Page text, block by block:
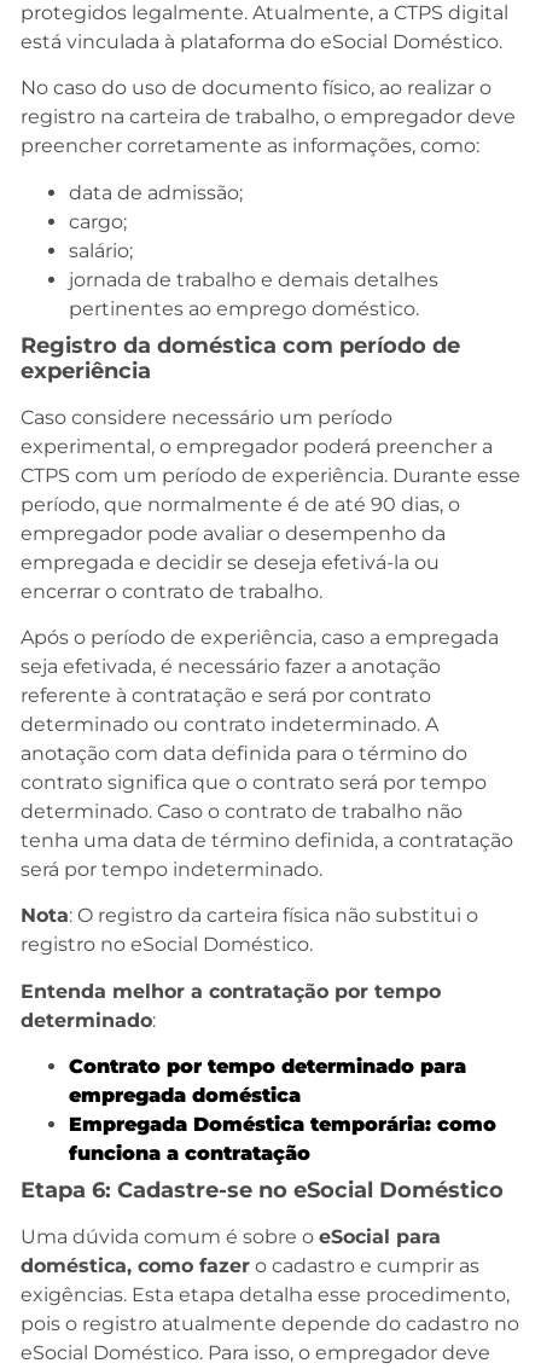
protegidos legalmente. Atualmente, a CTPS digital
está vinculada à plataforma do eSocial Doméstico.
No caso do uso de documento físico, ao realizar o
registro na carteira de trabalho, o empregador deve
preencher corretamente as informações, como:
data de admissão;
cargo;
salário;
jornada de trabalho e demais detalhes
pertinentes ao emprego doméstico.
Registro da doméstica com período de
experiência
Caso considere necessário um período
experimental, o empregador poderá preencher a
CTPS com um período de experiência. Durante esse
período, que normalmente é de até 90 dias, o
empregador pode avaliar o desempenho da
empregada e decidir se deseja efetivá-la ou
encerrar o contrato de trabalho.
Após o período de experiência, caso a empregada
seja efetivada, é necessário fazer a anotação
referente à contratação e será por contrato
determinado ou contrato indeterminado. A
anotação com data definida para o término do
contrato significa que o contrato será por tempo
determinado. Caso o contrato de trabalho não
tenha uma data de término definida, a contratação
será por tempo indeterminado.
Nota: O registro da carteira física não substitui o
registro no eSocial Doméstico.
Entenda melhor a contratação por tempo
determinado:
Contrato por tempo determinado para
empregada doméstica
Empregada Doméstica temporária: como
funciona a contratação
Etapa 6: Cadastre-se no eSocial Doméstico
Uma dúvida comum é sobre o eSocial para
doméstica, como fazer o cadastro e cumprir as
exigências. Esta etapa detalha esse procedimento,
pois o registro atualmente depende do cadastro no
eSocial Doméstico. Para isso, o empregador deve